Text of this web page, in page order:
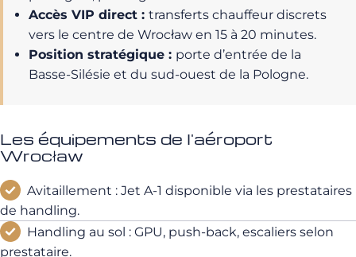
Accès VIP direct : transferts chauffeur discrets
vers le centre de Wrocław en 15 à 20 minutes.
Position stratégique : porte d’entrée de la
Basse-Silésie et du sud-ouest de la Pologne.
Les équipements de l'aéroport
Wrocław
Avitaillement : Jet A-1 disponible via les prestataires
de handling.
Handling au sol : GPU, push-back, escaliers selon
prestataire.